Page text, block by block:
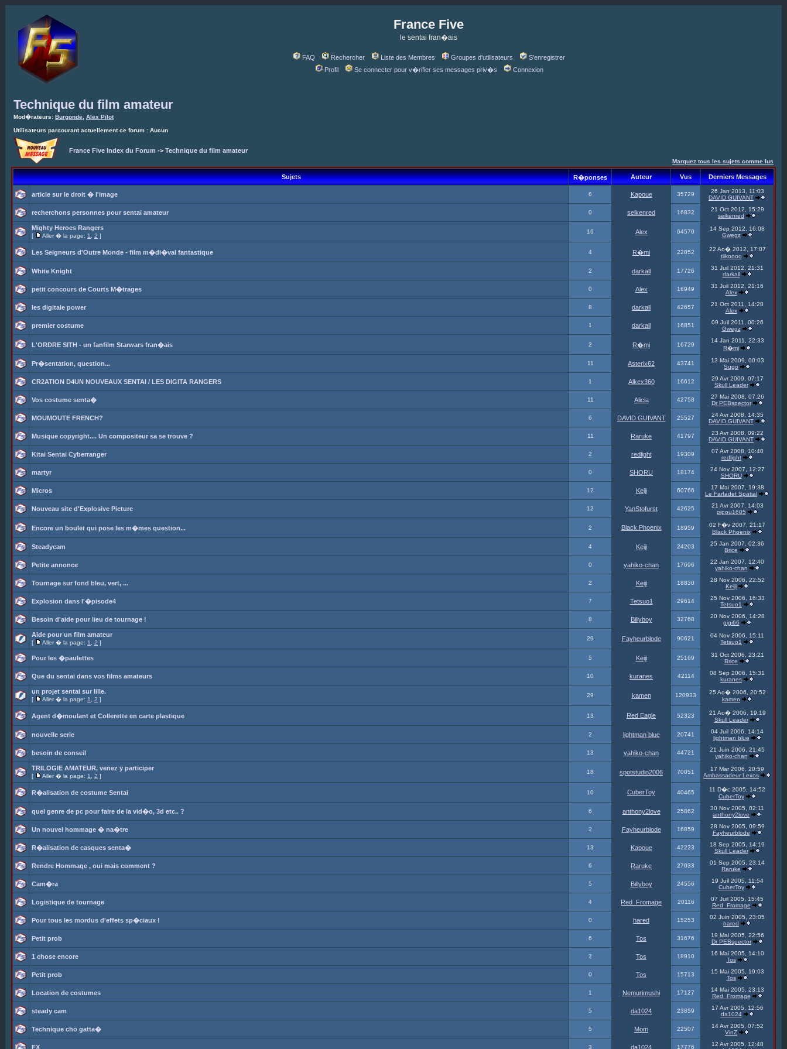
France Five
le sentai fran�ais
FAQ Rechercher Liste des Membres Groupes d'utilisateurs
S'enregistrer
Profil
Se connecter pour v�rifier ses messages priv�s Connexion
Technique du film amateur
Mod�rateurs: Burgonde Alex Pilot
Utilisateurs parcourant actuellement ce forum : Aucun
France Five Index du Forum -> Technique du film amateur
Marquez tous les sujets comme lus
Sujets R�ponses Auteur Vus Derniers Messages
article sur le droit � l'image 6 Kapoue 35729
26 Jan 2013, 11:03
DAVID GUIVANT
recherchons personnes pour sentai amateur 0 seikenred 16832
21 Oct 2012, 15:29
seikenred
Mighty Heroes Rangers
[ Aller � la page: 1 2 ]
16 Alex 64570
14 Sep 2012, 16:08
Gwegz
Les Seigneurs d'Outre Monde - film m�di�val fantastique 4 R�mi 22052
22 Ao� 2012, 17:07
tiikoooo
White Knight 2 darkall 17726
31 Juil 2012, 21:31
darkall
petit concours de Courts M�trages 0 Alex 16949
31 Juil 2012, 21:16
Alex
les digitale power 8 darkall 42657
21 Oct 2011, 14:28
Alex
premier costume 1 darkall 16851
09 Juil 2011, 00:26
Gwegz
L'ORDRE SITH - un fanfilm Starwars fran�ais 2 R�mi 16729
14 Jan 2011, 22:33
R�mi
Pr�sentation, question... 11 Asterix62 43741
13 Mai 2009, 00:03
Sugo
CR2ATION D4UN NOUVEAUX SENTAI / LES DIGITA RANGERS 1 Alkex360 16612
29 Avr 2009, 07:17
Skull Leader
Vos costume senta� 11 Alicia 42758
27 Mai 2008, 07:26
Dr PEBspector
MOUMOUTE FRENCH? 6 DAVID GUIVANT 25527
24 Avr 2008, 14:35
DAVID GUIVANT
Musique copyright.... Un compositeur sa se trouve ? 11 Raruke 41797
23 Avr 2008, 09:22
DAVID GUIVANT
Kitai Sentai Cyberranger 2 redlight 19309
07 Avr 2008, 10:40
redlight
martyr 0 SHORU 18174
24 Nov 2007, 12:27
SHORU
Micros 12 Keiji 60766
17 Mai 2007, 19:38
Le Farfadet Spatial
Nouveau site d'Explosive Picture 12 YanStofurst 42625
21 Avr 2007, 14:03
pipou1605
Encore un boulet qui pose les m�mes question... 2 Black Phoenix 18959
02 F�v 2007, 21:17
Black Phoenix
Steadycam 4 Keiji 24203
25 Jan 2007, 02:36
Brice
Petite annonce 0 yahiko-chan 17696
22 Jan 2007, 12:40
yahiko-chan
Tournage sur fond bleu, vert, ... 2 Keiji 18830
28 Nov 2006, 22:52
Keiji
Explosion dans l'�pisode4 7 Tetsuo1 29614
25 Nov 2006, 16:33
Tetsuo1
Besoin d'aide pour lieu de tournage ! 8 Billyboy 32768
20 Nov 2006, 14:28
gigi66
Aide pour un film amateur
[ Aller � la page: 1 2 ]
29 Fayheurblode 90621
04 Nov 2006, 15:11
Tetsuo1
Pour les �paulettes 5 Keiji 25169
31 Oct 2006, 23:21
Brice
Que du sentai dans vos films amateurs 10 kuranes 42114
08 Sep 2006, 15:31
kuranes
un projet sentai sur lille.
[ Aller � la page: 1 2 ]
29 kamen 120933
25 Ao� 2006, 20:52
kamen
Agent d�moulant et Collerette en carte plastique 13 Red Eagle 52323
21 Ao� 2006, 19:19
Skull Leader
nouvelle serie 2 lightman blue 20741
04 Juil 2006, 14:14
lightman blue
besoin de conseil 13 yahiko-chan 44721
21 Juin 2006, 21:45
yahiko-chan
TRILOGIE AMATEUR, venez y participer
[ Aller � la page: 1 2 ]
18 spotstudio2006 70051
17 Mar 2006, 20:59
Ambassadeur Lexos
R�alisation de costume Sentai 10 CuberToy 40465
11 D�c 2005, 14:52
CuberToy
quel genre de pc pour faire de la vid�o, 3d etc.. ? 6 anthony2love 25862
30 Nov 2005, 02:11
anthony2love
Un nouvel hommage � na�tre 2 Fayheurblode 16859
28 Nov 2005, 09:59
Fayheurblode
R�alisation de casques senta� 13 Kapoue 42223
18 Sep 2005, 14:19
Skull Leader
Rendre Hommage , oui mais comment ? 6 Raruke 27033
01 Sep 2005, 23:14
Raruke
Cam�ra 5 Billyboy 24556
19 Juil 2005, 11:54
CuberToy
Logistique de tournage 4 Red_Fromage 20116
07 Juil 2005, 15:45
Red_Fromage
Pour tous les mordus d'effets sp�ciaux ! 0 hared 15253
02 Juin 2005, 23:05
hared
Petit prob 6 Tos 31676
19 Mai 2005, 22:56
Dr PEBspector
1 chose encore 2 Tos 18910
16 Mai 2005, 14:10
Tos
Petit prob 0 Tos 15713
15 Mai 2005, 19:03
Tos
Location de costumes 1 Nemurimushi 17127
14 Mai 2005, 23:13
Red_Fromage
steady cam 5 da1024 23859
17 Avr 2005, 12:56
da1024
Technique cho gatta� 5 Mom 22507
14 Avr 2005, 07:52
VinZ
FX 3 da1024 17776
12 Avr 2005, 12:48